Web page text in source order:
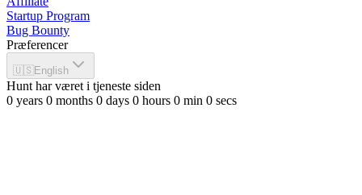
Startup Program
Bug Bounty
Præferencer
🇺🇸 English
Hunt har været i tjeneste siden
0 years 0 months 0 days 0 hours 0 min 0 secs